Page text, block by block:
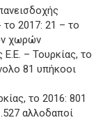
το 2017: 21 – το
χωρών
– Τουρκίας, το
81 υπήκοοι
το 2016: 801
αλλοδαποί